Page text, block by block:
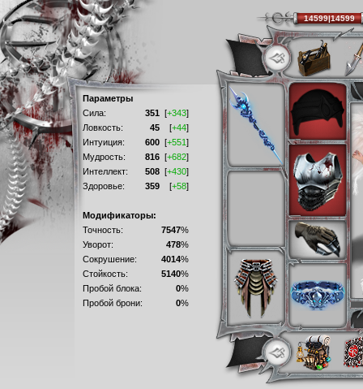
Параметры
Сила:
351 [+343]
Ловкость:
45 [+44]
Интуиция:
600 [+551]
Мудрость:
816 [+682]
Интеллект:
508 [+430]
Здоровье:
359 [+58]
Модификаторы:
Точность:
7547%
Уворот:
478%
Сокрушение:
4014%
Стойкость:
5140%
Пробой блока:
0%
Пробой брони:
0%
14599|14599